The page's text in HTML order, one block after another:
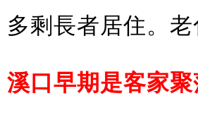
多剩長者居住。
溪口早期是客家